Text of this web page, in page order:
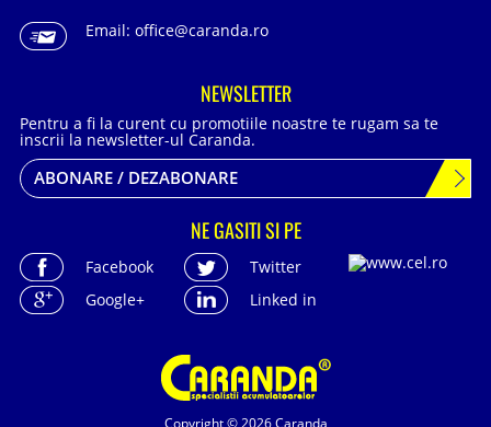
Email: office@caranda.ro
NEWSLETTER
Pentru a fi la curent cu promotiile noastre te rugam sa te
inscrii la newsletter-ul Caranda.
ABONARE / DEZABONARE
NE GASITI SI PE
Facebook
Twitter
Google+
Linked in